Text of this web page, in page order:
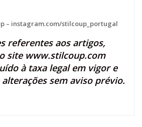
– instagram.com/stilcoup_portugal
referentes aos artigos,
site www.stilcoup.com
à taxa legal em vigor e
sem aviso prévio.